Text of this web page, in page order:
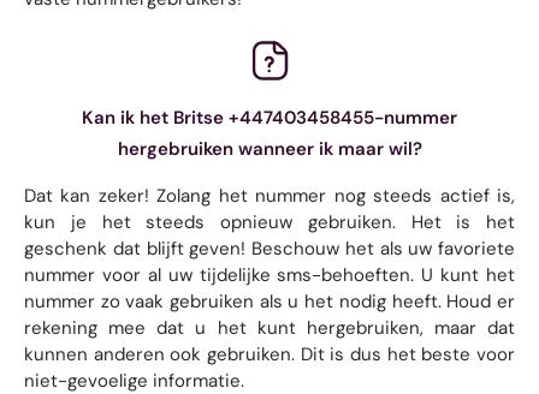
Kan ik het Britse +447403458455-nummer
hergebruiken wanneer ik maar wil?
Dat kan zeker! Zolang het nummer nog steeds actief is,
kun je het steeds opnieuw gebruiken. Het is het
geschenk dat blijft geven! Beschouw het als uw favoriete
nummer voor al uw tijdelijke sms-behoeften. U kunt het
nummer zo vaak gebruiken als u het nodig heeft. Houd er
rekening mee dat u het kunt hergebruiken, maar dat
kunnen anderen ook gebruiken. Dit is dus het beste voor
niet-gevoelige informatie.